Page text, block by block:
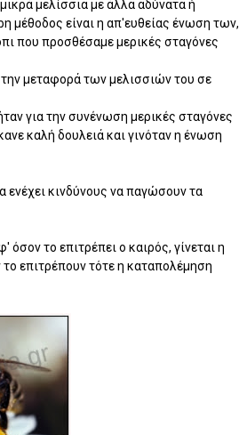
μελίσσια με άλλα αδύνατα ή
μέθοδος είναι η απ'ευθείας ένωση των,
που προσθέσαμε μερικές σταγόνες
μεταφορά των μελισσιών του σε
για την συνένωση μερικές σταγόνες
καλή δουλειά και γινόταν η ένωση
ενέχει κινδύνους να παγώσουν τα
το επιτρέπει ο καιρός, γίνεται η
επιτρέπουν τότε η καταπολέμηση